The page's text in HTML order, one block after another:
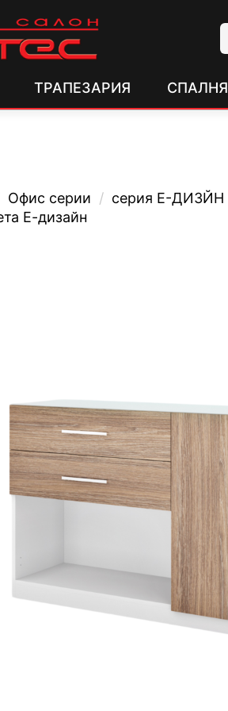
ТРАПЕЗАРИЯ СПАЛНЯ
Офис серии / серия Е-ДИЗЙН
Е-дизайн